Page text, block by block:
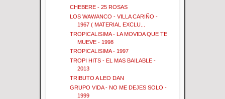
CHEBERE - 25 ROSAS
LOS WAWANCO - VILLA CARIÑO -
1967 ( MATERIAL EXCLU...
TROPICALISIMA - LA MOVIDA QUE TE
MUEVE - 1998
TROPICALISIMA - 1997
TROPI HITS - EL MAS BAILABLE -
2013
TRIBUTO A LEO DAN
GRUPO VIDA - NO ME DEJES SOLO -
1999